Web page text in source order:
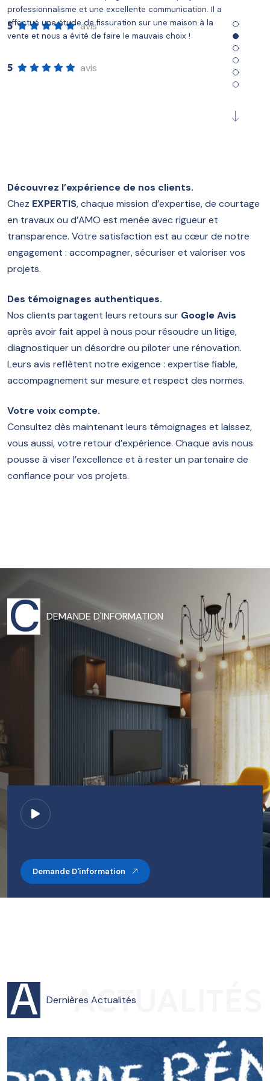
5 avis
professionnalisme et une excellente communication. Il a
effectué une étude de fissuration sur une maison à la
vente et nous a évité de faire le mauvais choix !
5 avis
Fanny OUVRARD
Sérieux, fiables et efficace.
Une approche professionnelle de très grande qualités,
Une justesse respectable.
rénovation" est un cabinet de confiance.
Prestations et conseils au rendez-vous.
5 avis
Ulysse GONZALEZ
Je me suis tourné vers le cabinet EXPERTIS suite au
Stéphane JOURDAN
Mr Da Silva est un professionnel, particulièrement
sérieux et irréprochable. Il m'a suivi simultanément sur
un dossier d'expertise mais également en AMO afin de
traiter un problème particulièrement compliqué et que
je qualifierai même de ‘’hors norme’’ de dégradation
d'un bien en situation locative où Mairie, CCAS,
Préfecture, Agence immobilière étaient aussi impliqués
simultanément.
Ainsi ses talents professionnels mais aussi humain et
Merci à ce grand Monsieur que je recommande
absolument.
connaissais pas je recherchais sur internet une société
spécialisée dans les travaux concernant mon
immeuble. J’ai téléphoné, on m’a rappelée chose
apprécié le contact direct avec Mr Da silva qui a été à
mon écoute concernant mon projet. Un RV rapide a été
fixé.. tout c’est alors très bien orchestré dans les règles
de l’art. Les travaux suivis dans la réalisation ont été
Découvrez l’expérience de nos clients.
Chez EXPERTIS, chaque mission d’expertise, de courtage
en travaux ou d’AMO est menée avec rigueur et
transparence. Votre satisfaction est au cœur de notre
engagement : accompagner, sécuriser et valoriser vos
projets.
Des témoignages authentiques.
Nos clients partagent leurs retours sur Google Avis
après avoir fait appel à nous pour résoudre un litige,
diagnostiquer un désordre ou piloter une rénovation.
Leurs avis reflètent notre exigence : expertise fiable,
accompagnement sur mesure et respect des normes.
Votre voix compte.
Consultez dès maintenant leurs témoignages et laissez,
vous aussi, votre retour d’expérience. Chaque avis nous
pousse à viser l’excellence et à rester un partenaire de
confiance pour vos projets.
C DEMANDE D'INFORMATION
Demande D'information
A Dernières Actualités
ACTUALITÉS